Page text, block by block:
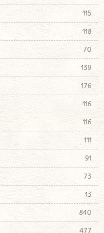
115
118
70
139
176
116
116
111
91
73
13
840
477